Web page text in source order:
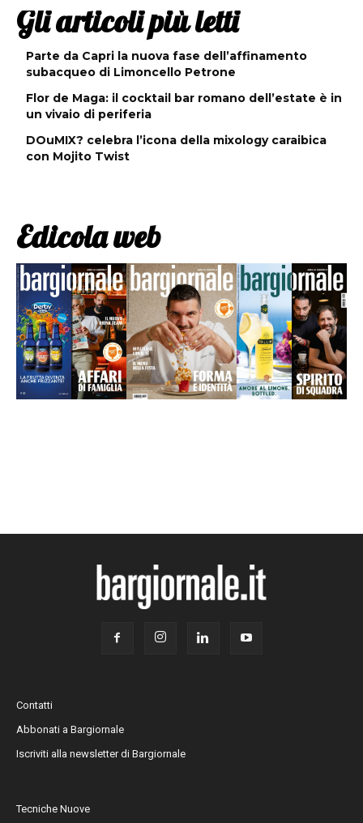
Gli articoli più letti
Parte da Capri la nuova fase dell’affinamento
subacqueo di Limoncello Petrone
Flor de Maga: il cocktail bar romano dell’estate è in
un vivaio di periferia
DOuMIX? celebra l’icona della mixology caraibica
con Mojito Twist
Edicola web
Contatti
Abbonati a Bargiornale
Iscriviti alla newsletter di Bargiornale
Tecniche Nuove